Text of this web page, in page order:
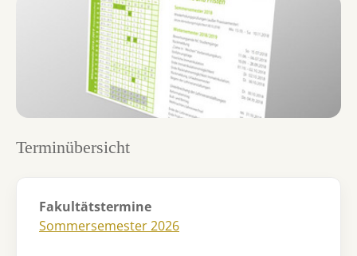
Terminübersicht
Fakultätstermine
Sommersemester 2026